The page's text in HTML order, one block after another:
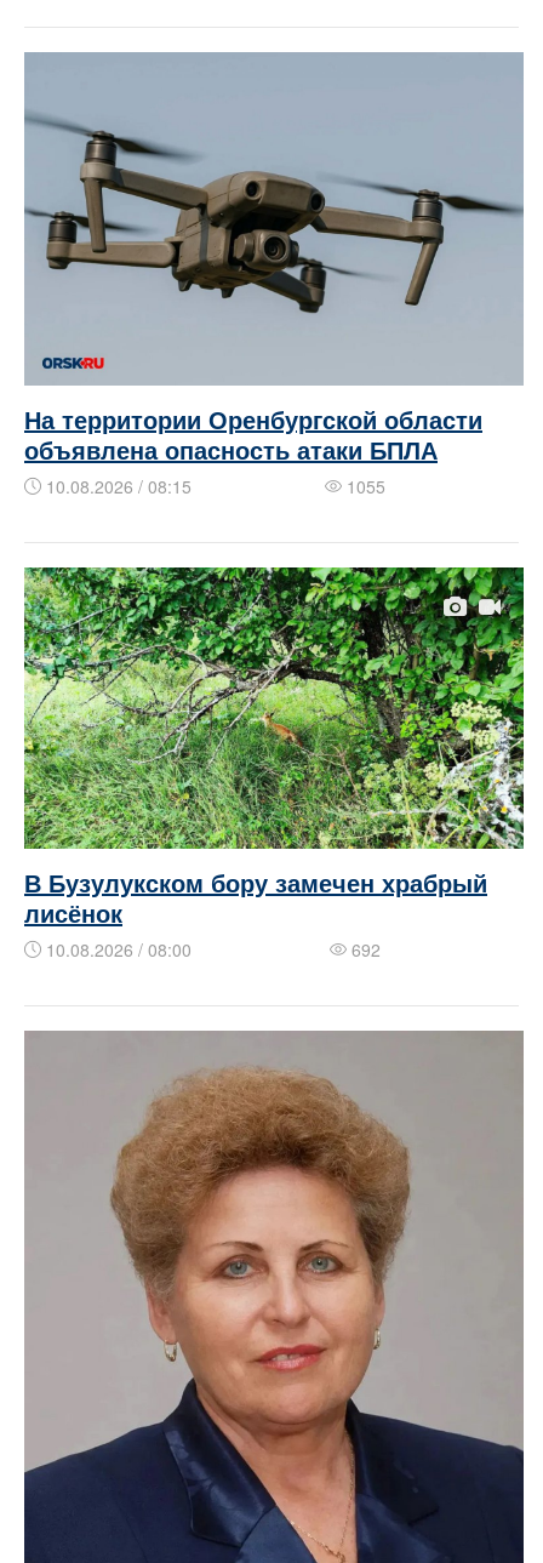
На территории Оренбургской области
объявлена опасность атаки БПЛА
10.08.2026 / 08:15 1055
В Бузулукском бору замечен храбрый
лисёнок
10.08.2026 / 08:00 692